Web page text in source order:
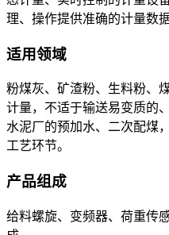
理、操作提供准确的计量数
适用领域
粉煤灰、矿渣粉、生料粉、
计量，不适于输送易变质的
水泥厂的预加水、二次配煤
工艺环节。
产品组成
给料螺旋、变频器、荷重传